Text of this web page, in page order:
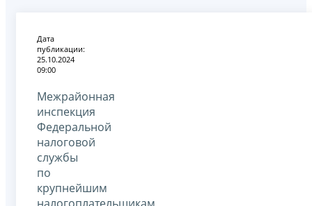
Дата
публикации:
25.10.2024
09:00
Межрайонная
инспекция
Федеральной
налоговой
службы
по
крупнейшим